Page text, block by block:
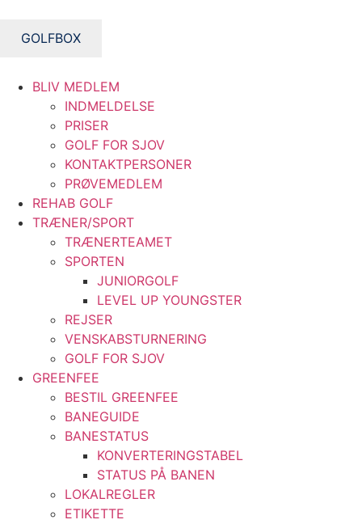
indhold
GOLFBOX
BLIV MEDLEM
INDMELDELSE
PRISER
GOLF FOR SJOV
KONTAKTPERSONER
PRØVEMEDLEM
REHAB GOLF
TRÆNER/SPORT
TRÆNERTEAMET
SPORTEN
JUNIORGOLF
LEVEL UP YOUNGSTER
REJSER
VENSKABSTURNERING
GOLF FOR SJOV
GREENFEE
BESTIL GREENFEE
BANEGUIDE
BANESTATUS
KONVERTERINGSTABEL
STATUS PÅ BANEN
LOKALREGLER
ETIKETTE